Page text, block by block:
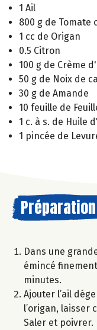
1 Ail
800 g de Tomate
1 cc de Origan
0.5 Citron
100 g de Crème
50 g de Noix de
30 g de Amande
10 feuille de
1 c. à s. de Huile
1 pincée de
Préparation
Dans une
émincé
minutes.
Ajouter l’ail
l’origan, laisser
Saler et poivrer.